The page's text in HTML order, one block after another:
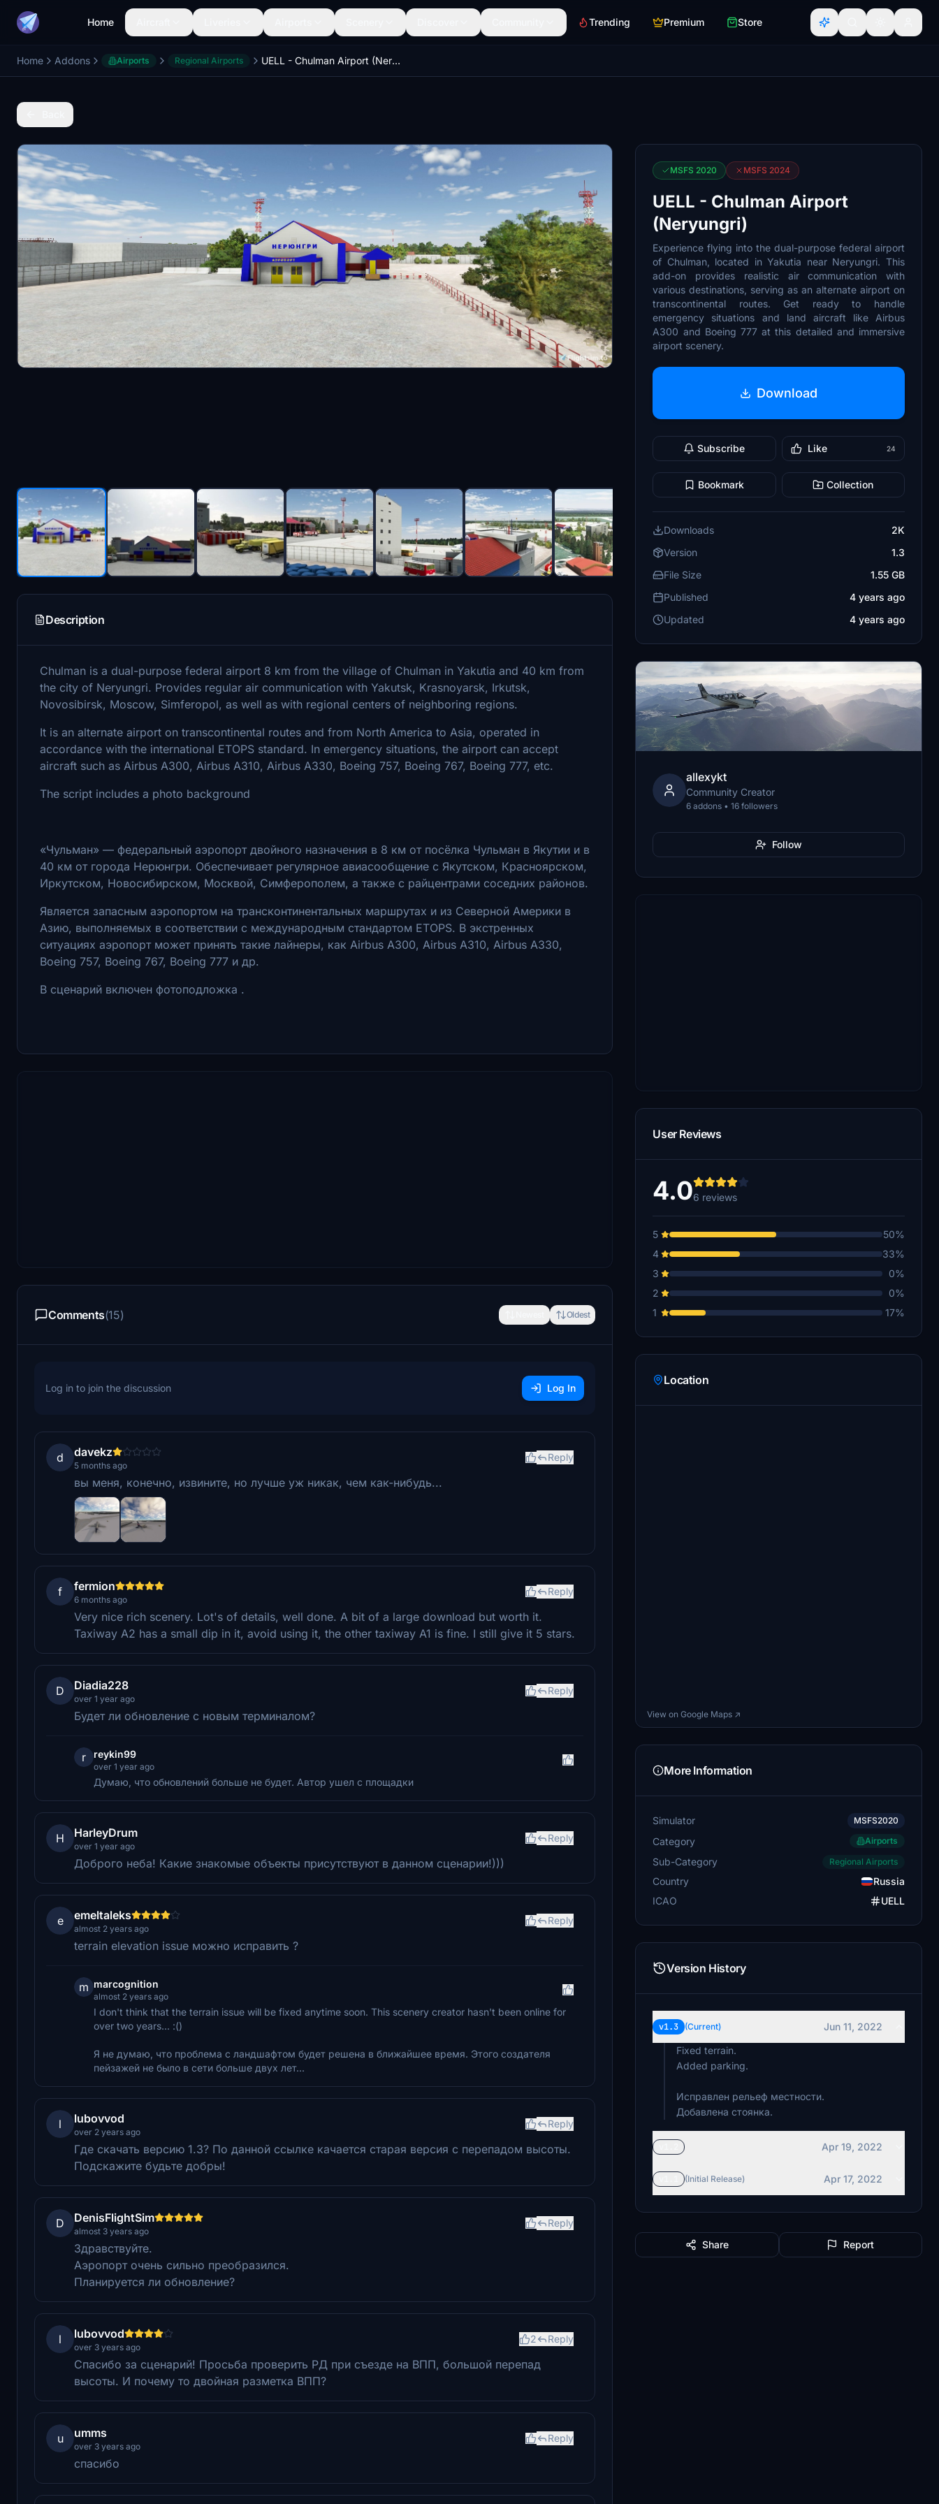
Home Trending Premium Store
Home Addons Airports Regional Airports UELL - Chulman Airport (Neryungri)
Description
Chulman is a dual-purpose federal airport 8 km from the village of Chulman in Yakutia and 40 km from
the city of Neryungri. Provides regular air communication with Yakutsk, Krasnoyarsk, Irkutsk,
Novosibirsk, Moscow, Simferopol, as well as with regional centers of neighboring regions.
It is an alternate airport on transcontinental routes and from North America to Asia, operated in
accordance with the international ETOPS standard. In emergency situations, the airport can accept
aircraft such as Airbus A300, Airbus A310, Airbus A330, Boeing 757, Boeing 767, Boeing 777, etc.
The script includes a photo background
«Чульман» — федеральный аэропорт двойного назначения в 8 км от посёлка Чульман в Якутии и в
40 км от города Нерюнгри. Обеспечивает регулярное авиасообщение с Якутском, Красноярском,
Иркутском, Новосибирском, Москвой, Симферополем, а также с райцентрами соседних районов.
Является запасным аэропортом на трансконтинентальных маршрутах и из Северной Америки в
Азию, выполняемых в соответствии с международным стандартом ETOPS. В экстренных
ситуациях аэропорт может принять такие лайнеры, как Airbus A300, Airbus A310, Airbus A330,
Boeing 757, Boeing 767, Boeing 777 и др.
В сценарий включен фотоподложка .
Comments(15) Oldest
Log in to join the discussion Log In
d davekz
5 months ago
Reply
вы меня, конечно, извините, но лучше уж никак, чем как-нибудь...
f fermion
6 months ago
Reply
Very nice rich scenery. Lot's of details, well done. A bit of a large download but worth it.
Taxiway A2 has a small dip in it, avoid using it, the other taxiway A1 is fine. I still give it 5 stars.
D Diadia228
over 1 year ago
Reply
Будет ли обновление с новым терминалом?
r reykin99
over 1 year ago
Думаю, что обновлений больше не будет. Автор ушел с площадки
H HarleyDrum
over 1 year ago
Reply
Доброго неба! Какие знакомые объекты присутствуют в данном сценарии!)))
e emeltaleks
almost 2 years ago
Reply
terrain elevation issue можно исправить ?
m marcognition
almost 2 years ago
I don't think that the terrain issue will be fixed anytime soon. This scenery creator hasn't been online for
over two years... :()
Я не думаю, что проблема с ландшафтом будет решена в ближайшее время. Этого создателя
пейзажей не было в сети больше двух лет...
l lubovvod
over 2 years ago
Reply
Где скачать версию 1.3? По данной ссылке качается старая версия с перепадом высоты.
Подскажите будьте добры!
D DenisFlightSim
almost 3 years ago
Reply
Здравствуйте.
Аэропорт очень сильно преобразился.
Планируется ли обновление?
l lubovvod
over 3 years ago
2 Reply
Спасибо за сценарий! Просьба проверить РД при съезде на ВПП, большой перепад
высоты. И почему то двойная разметка ВПП?
u umms
over 3 years ago
Reply
спасибо
MSFS 2020 MSFS 2024
UELL - Chulman Airport
(Neryungri)
Experience flying into the dual-purpose federal airport
of Chulman, located in Yakutia near Neryungri. This
add-on provides realistic air communication with
various destinations, serving as an alternate airport on
transcontinental routes. Get ready to handle
emergency situations and land aircraft like Airbus
A300 and Boeing 777 at this detailed and immersive
airport scenery.
Download
Subscribe Like 24
Bookmark Collection
Downloads
2K
Version
1.3
File Size
1.55 GB
Published
4 years ago
Updated
4 years ago
allexykt
Community Creator
6 addons • 16 followers
Follow
User Reviews
4.06 reviews
5
50%
4
33%
3
0%
2
0%
1
17%
Location
View on Google Maps ↗
More Information
Simulator MSFS2020
Category Airports
Sub-Category Regional Airports
Country
Russia
ICAO
UELL
Version History
v1.3 (Current)
Jun 11, 2022
Fixed terrain.
Added parking.
Исправлен рельеф местности.
Добавлена стоянка.
Apr 19, 2022
(Initial Release) Apr 17, 2022
Share Report